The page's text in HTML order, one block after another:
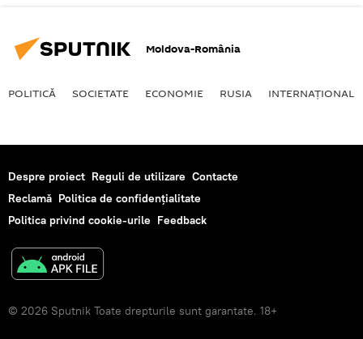
Moldova-România
POLITICĂ SOCIETATE ECONOMIE RUSIA INTERNAŢIONAL
Despre proiect Reguli de utilizare Contacte
Reclamă Politica de confidențialitate
Politica privind cookie-urile Feedback
© 2026 Sputnik Toate drepturile sunt garantate. 18+